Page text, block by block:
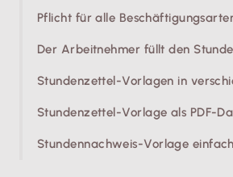
Pflicht für alle
Der Arbeitnehmer füllt den
Stundenzettel-Vorlagen in
Stundenzettel-Vorlage als PDF-
Stundennachweis-Vorlage